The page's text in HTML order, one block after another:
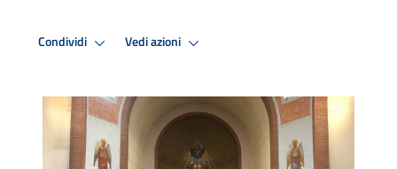
Condividi Vedi azioni